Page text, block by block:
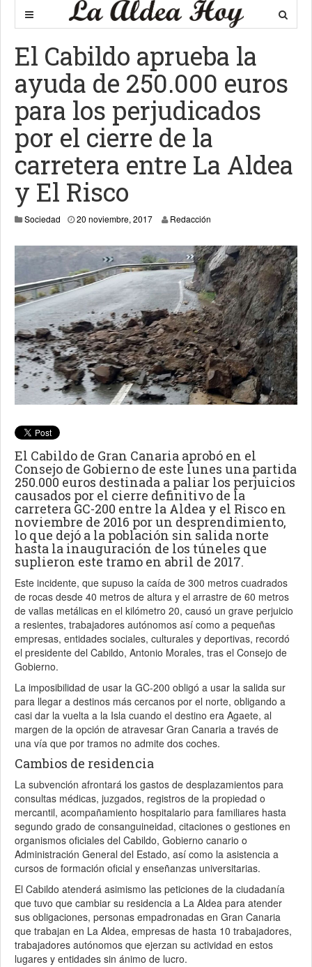
El Cabildo aprueba la
ayuda de 250.000 euros
para los perjudicados
por el cierre de la
carretera entre La Aldea
y El Risco
Sociedad 20 noviembre, 20172 julio, 2024
Redacción
El Cabildo de Gran Canaria aprobó en el
Consejo de Gobierno de este lunes una partida
250.000 euros destinada a paliar los perjuicios
causados por el cierre definitivo de la
carretera GC-200 entre la Aldea y el Risco en
noviembre de 2016 por un desprendimiento,
lo que dejó a la población sin salida norte
hasta la inauguración de los túneles que
suplieron este tramo en abril de 2017.
Este incidente, que supuso la caída de 300 metros cuadrados
de rocas desde 40 metros de altura y el arrastre de 60 metros
de vallas metálicas en el kilómetro 20, causó un grave perjuicio
a resientes, trabajadores autónomos así como a pequeñas
empresas, entidades sociales, culturales y deportivas, recordó
el presidente del Cabildo, Antonio Morales, tras el Consejo de
Gobierno.
La imposibilidad de usar la GC-200 obligó a usar la salida sur
para llegar a destinos más cercanos por el norte, obligando a
casi dar la vuelta a la Isla cuando el destino era Agaete, al
margen de la opción de atravesar Gran Canaria a través de
una vía que por tramos no admite dos coches.
Cambios de residencia
La subvención afrontará los gastos de desplazamientos para
consultas médicas, juzgados, registros de la propiedad o
mercantil, acompañamiento hospitalario para familiares hasta
segundo grado de consanguineidad, citaciones o gestiones en
organismos oficiales del Cabildo, Gobierno canario o
Administración General del Estado, así como la asistencia a
cursos de formación oficial y enseñanzas universitarias.
El Cabildo atenderá asimismo las peticiones de la ciudadanía
que tuvo que cambiar su residencia a La Aldea para atender
sus obligaciones, personas empadronadas en Gran Canaria
que trabajan en La Aldea, empresas de hasta 10 trabajadores,
trabajadores autónomos que ejerzan su actividad en estos
lugares y entidades sin ánimo de lucro.